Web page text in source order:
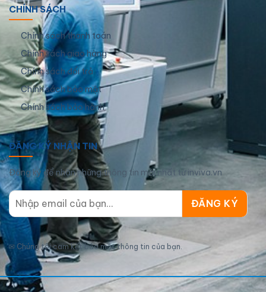
CHÍNH SÁCH
Chính sách thanh toán
Chính sách giao hàng
Chính sách đổi trả
Chính sách bảo mật
Chính sách bảo hành
ĐĂNG KÝ NHẬN TIN
Đăng ký để nhận những thông tin mới nhất từ inviva.vn
✉ Chúng tôi cam kết bảo mật thông tin của bạn.